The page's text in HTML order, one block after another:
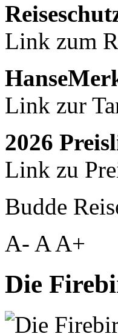
Link zum
Link zur
2026
Link zu
Budde
A- A A+
Die